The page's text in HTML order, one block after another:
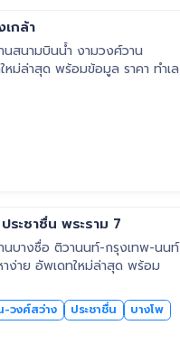
กล้า
นสนามบินน้ำ งามวงศ์วาน
หม่ล่าสุด พร้อมข้อมูล ราคา ทำเล
ะชาชื่น พระราม 7
นบางซื่อ ติวานนท์-กรุงเทพ-นนท์
ง่าย อัพเดทใหม่ล่าสุด พร้อม
-วงศ์สว่าง ประชาชื่น
บางโพ